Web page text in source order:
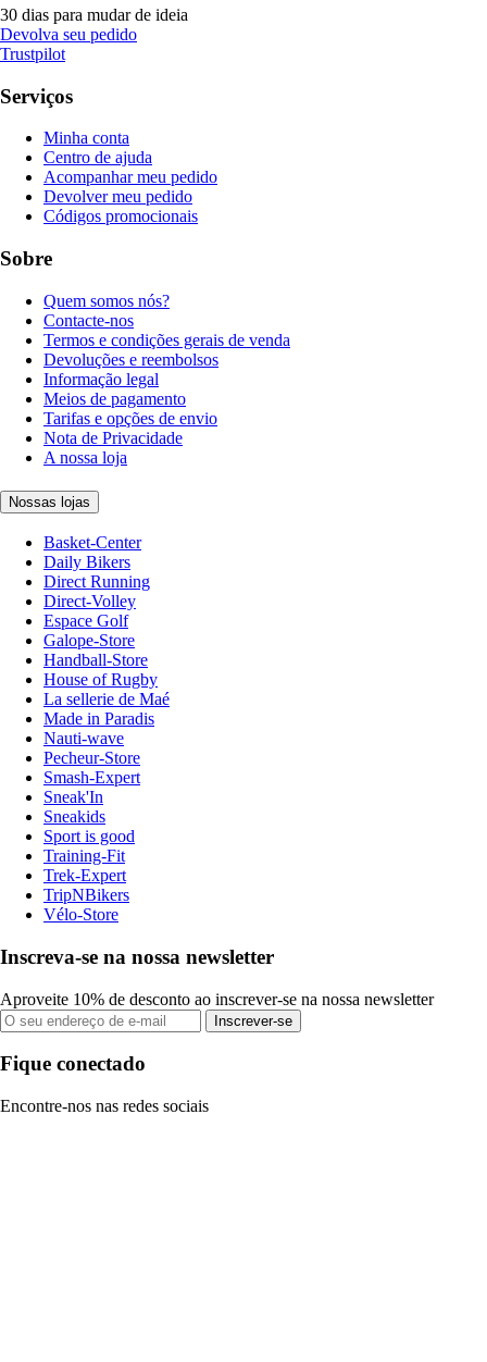
30 dias para mudar de ideia
Devolva seu pedido
Trustpilot
Serviços
Minha conta
Centro de ajuda
Acompanhar meu pedido
Devolver meu pedido
Códigos promocionais
Sobre
Quem somos nós?
Contacte-nos
Termos e condições gerais de venda
Devoluções e reembolsos
Informação legal
Meios de pagamento
Tarifas e opções de envio
Nota de Privacidade
A nossa loja
Nossas lojas
Basket-Center
Daily Bikers
Direct Running
Direct-Volley
Espace Golf
Galope-Store
Handball-Store
House of Rugby
La sellerie de Maé
Made in Paradis
Nauti-wave
Pecheur-Store
Smash-Expert
Sneak'In
Sneakids
Sport is good
Training-Fit
Trek-Expert
TripNBikers
Vélo-Store
Inscreva-se na nossa newsletter
Aproveite 10% de desconto ao inscrever-se na nossa newsletter
Inscrever-se
Fique conectado
Encontre-nos nas redes sociais